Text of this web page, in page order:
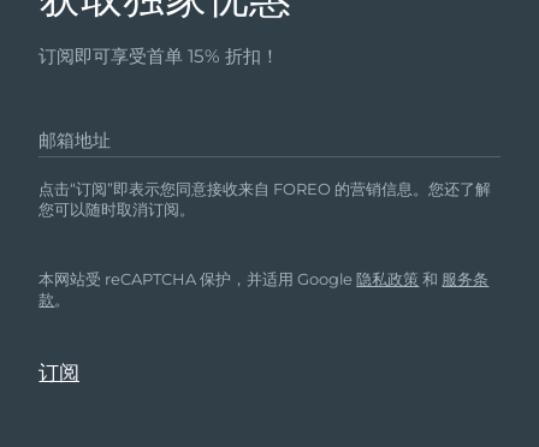
订阅即可享受首单 15% 折扣！
邮箱地址
点击“订阅”即表示您同意接收来自 FOREO 的营销信息。您还了解
您可以随时取消订阅。
本网站受 reCAPTCHA 保护，并适用 Google隐私政策 和 服务条
款。